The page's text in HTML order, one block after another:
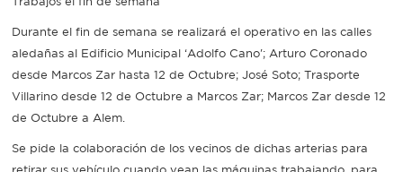
Durante el fin de semana se realizará el operativo en las calles
aledañas al Edificio Municipal ‘Adolfo Cano'; Arturo Coronado
desde Marcos Zar hasta 12 de Octubre; José Soto; Trasporte
Villarino desde 12 de Octubre a Marcos Zar; Marcos Zar desde 12
de Octubre a Alem.
Se pide la colaboración de los vecinos de dichas arterias para